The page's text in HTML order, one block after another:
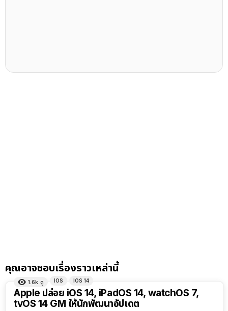
คุณอาจชอบเรื่องราวเหล่านี้
1.6k ดู IOS IOS 14
Apple ปล่อย iOS 14, iPadOS 14, watchOS 7,
tvOS 14 GM ให้นักพัฒนาอัปเดต